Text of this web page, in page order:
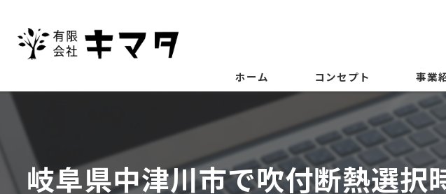
ホーム コンセプト 事業
家造り
いろは
地震保
岐阜県中津川市で吹付断熱選択